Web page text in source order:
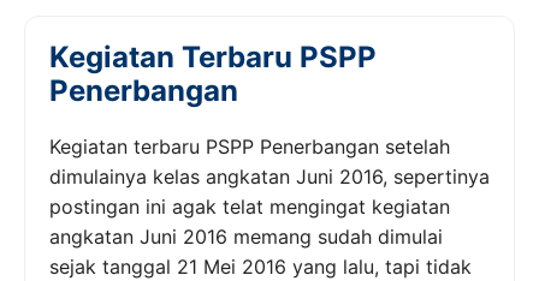
Kegiatan Terbaru PSPP
Penerbangan
Kegiatan terbaru PSPP Penerbangan setelah
dimulainya kelas angkatan Juni 2016, sepertinya
postingan ini agak telat mengingat kegiatan
angkatan Juni 2016 memang sudah dimulai
sejak tanggal 21 Mei 2016 yang lalu, tapi tidak